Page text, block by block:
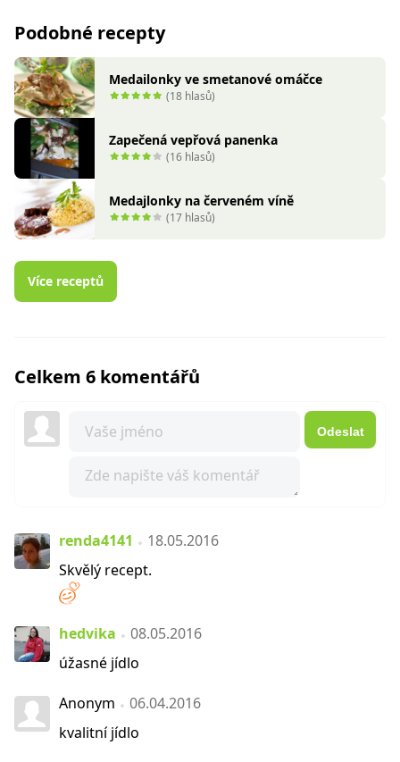
Podobné recepty
Medailonky ve smetanové omáčce
(18 hlasů)
Zapečená vepřová panenka
(16 hlasů)
Medajlonky na červeném víně
(17 hlasů)
Více receptů
Celkem 6 komentářů
Odeslat
renda4141
18.05.2016
Skvělý recept.
hedvika
08.05.2016
úžasné jídlo
Anonym
06.04.2016
kvalitní jídlo